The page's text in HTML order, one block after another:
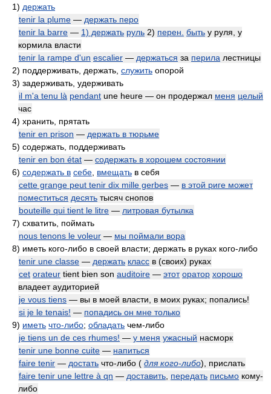
1) держать
tenir la plume — держать перо
tenir la barre — 1) держать руль 2) перен. быть у руля, у
кормила власти
tenir la rampe d'un escalier — держаться за перила лестницы
2) поддерживать, держать, служить опорой
3) задерживать, удерживать
il m'a tenu là pendant une heure — он продержал меня целый
час
4) хранить, прятать
tenir en prison — держать в тюрьме
5) содержать, поддерживать
tenir en bon état — содержать в хорошем состоянии
6) содержать в себе вмещать в себя
cette grange peut tenir dix mille gerbes — в этой риге может
поместиться десять тысяч снопов
bouteille qui tient le litre — литровая бутылка
7) схватить, поймать
nous tenons le voleur — мы поймали вора
8) иметь кого-либо в своей власти; держать в руках кого-либо
tenir une classe — держать класс в (своих) руках
cet orateur tient bien son auditoire — этот оратор хорошо
владеет аудиторией
je vous tiens — вы в моей власти, в моих руках; попались!
si je le tenais! — попадись он мне только
9) иметь что-либо; обладать чем-либо
je tiens un de ces rhumes! — у меня ужасный насморк
tenir une bonne cuite — напиться
faire tenir — достать что-либо ( для кого-либо) , прислать
faire tenir une lettre à qn — доставить передать письмо кому-
либо